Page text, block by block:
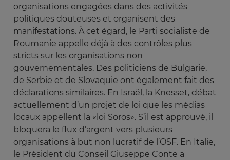
organisations engagées dans des activités
politiques douteuses et organisent des
manifestations. À cet égard, le Parti socialiste de
Roumanie appelle déjà à des contrôles plus
stricts sur les organisations non
gouvernementales. Des politiciens de Bulgarie,
de Serbie et de Slovaquie ont également fait des
déclarations similaires. En Israël, la Knesset, débat
actuellement d’un projet de loi que les médias
locaux appellent la «loi Soros». S’il est approuvé, il
bloquera le flux d’argent vers plusieurs
organisations à but non lucratif de l’OSF. En Italie,
le Président du Conseil Giuseppe Conte a